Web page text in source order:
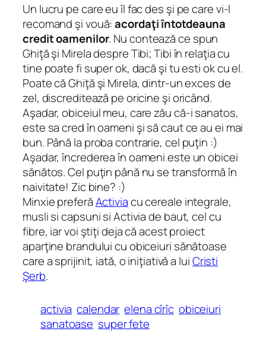
Un lucru pe care eu îl fac des şi pe care vi-l
recomand şi vouă:acordaţi întotdeauna
credit oamenilor. Nu contează ce spun
Ghiţă şi Mirela despre Tibi; Tibi în relaţia cu
tine poate fi super ok, dacă şi tu esti ok cu el.
Poate că Ghiţă şi Mirela, dintr-un exces de
zel, discreditează pe oricine şi oricând.
Aşadar, obiceiul meu, care zău că-i sanatos,
este sa cred în oameni şi să caut ce au ei mai
bun. Până la proba contrarie, cel puţin :)
Aşadar, încrederea în oameni este un obicei
sănătos. Cel puţin până nu se transformă în
naivitate! Zic bine? :)
Minxie preferăActiviacu cereale integrale,
musli si capsuni si Activia de baut, cel cu
fibre, iar voi ştiţi deja că acest proiect
aparţine brandului cu obiceiuri sănătoase
care a sprijinit, iată, o iniţiativă a luiCristi
Şerb.
activia calendar elena cîrîc obiceiuri
sanatoase super fete